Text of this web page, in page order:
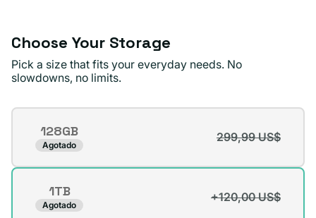
disponible
Choose Your Storage
Pick a size that fits your everyday needs. No
slowdowns, no limits.
Storage
128GB
Agotado
299,99 US$
Variante
no
disponible
1TB
Agotado
+120,00 US$
Variante